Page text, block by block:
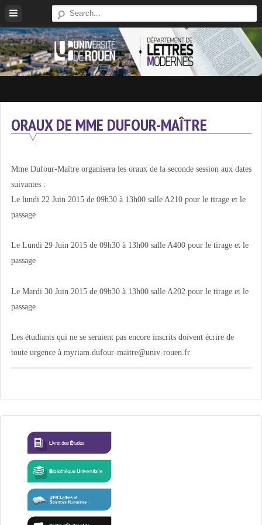
content
ORAUX DE MME DUFOUR-MAÎTRE
Mme Dufour-Maître organisera les oraux de la seconde session aux dates
suivantes :
Le lundi 22 Juin 2015 de 09h30 à 13h00 salle A210 pour le tirage et le
passage
Le Lundi 29 Juin 2015 de 09h30 à 13h00 salle A400 pour le tirage et le
passage
Le Mardi 30 Juin 2015 de 09h30 à 13h00 salle A202 pour le tirage et le
passage
Les étudiants qui ne se seraient pas encore inscrits doivent écrire de
toute urgence à myriam.dufour-maitre@univ-rouen.fr